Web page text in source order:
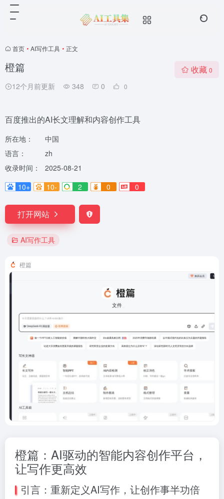
首页 • AI写作工具 • 正文
橙篇
12个月前更新 348 0 0
收藏 0
百度推出的AI长文理解和内容创作工具
所在地：
中国
语言：
zh
收录时间：
2025-08-21
10+
10- 2 0 0
打开网站
AI写作工具
橙篇
橙篇：AI驱动的智能内容创作平台，
让写作更高效
引言：重新定义AI写作，让创作事半功倍